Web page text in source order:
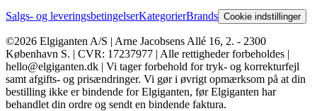
Salgs- og leveringsbetingelserKategorierBrands Cookie indstillinger
©2026 Elgiganten A/S | Arne Jacobsens Allé 16, 2. - 2300
København S. | CVR: 17237977 | Alle rettigheder forbeholdes |
hello@elgiganten.dk | Vi tager forbehold for tryk- og korrekturfejl
samt afgifts- og prisændringer. Vi gør i øvrigt opmærksom på at din
bestilling ikke er bindende for Elgiganten, før Elgiganten har
behandlet din ordre og sendt en bindende faktura.